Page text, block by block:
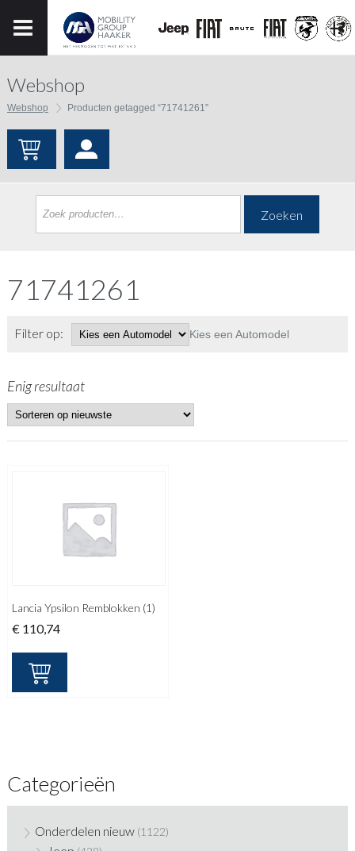
Webshop
Webshop Producten getagged “71741261”
Zoeken
71741261
Filter op: Kies een Automodel
Enig resultaat
Lancia Ypsilon Remblokken (1)
€ 110,74
Categorieën
Onderdelen nieuw (1122)